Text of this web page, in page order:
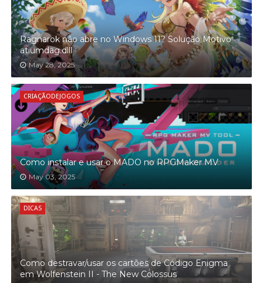
Ragnarok não abre no Windows 11? Solução Motivo
atiumdag.dlll
May 28, 2025
CRIAÇÃODEJOGOS
Como instalar e usar o MADO no RPGMaker MV
May 03, 2025
DICAS
Como destravar/usar os cartões de Código Enigma
em Wolfenstein II - The New Colossus